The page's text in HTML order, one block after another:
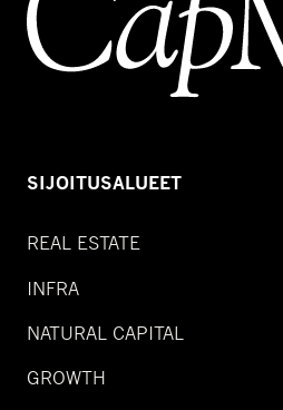
SIJOITUSALUEET
REAL ESTATE
INFRA
NATURAL CAPITAL
GROWTH